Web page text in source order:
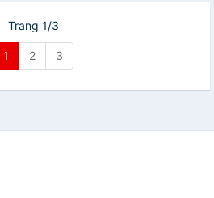
Trang 1/3
1 2 3